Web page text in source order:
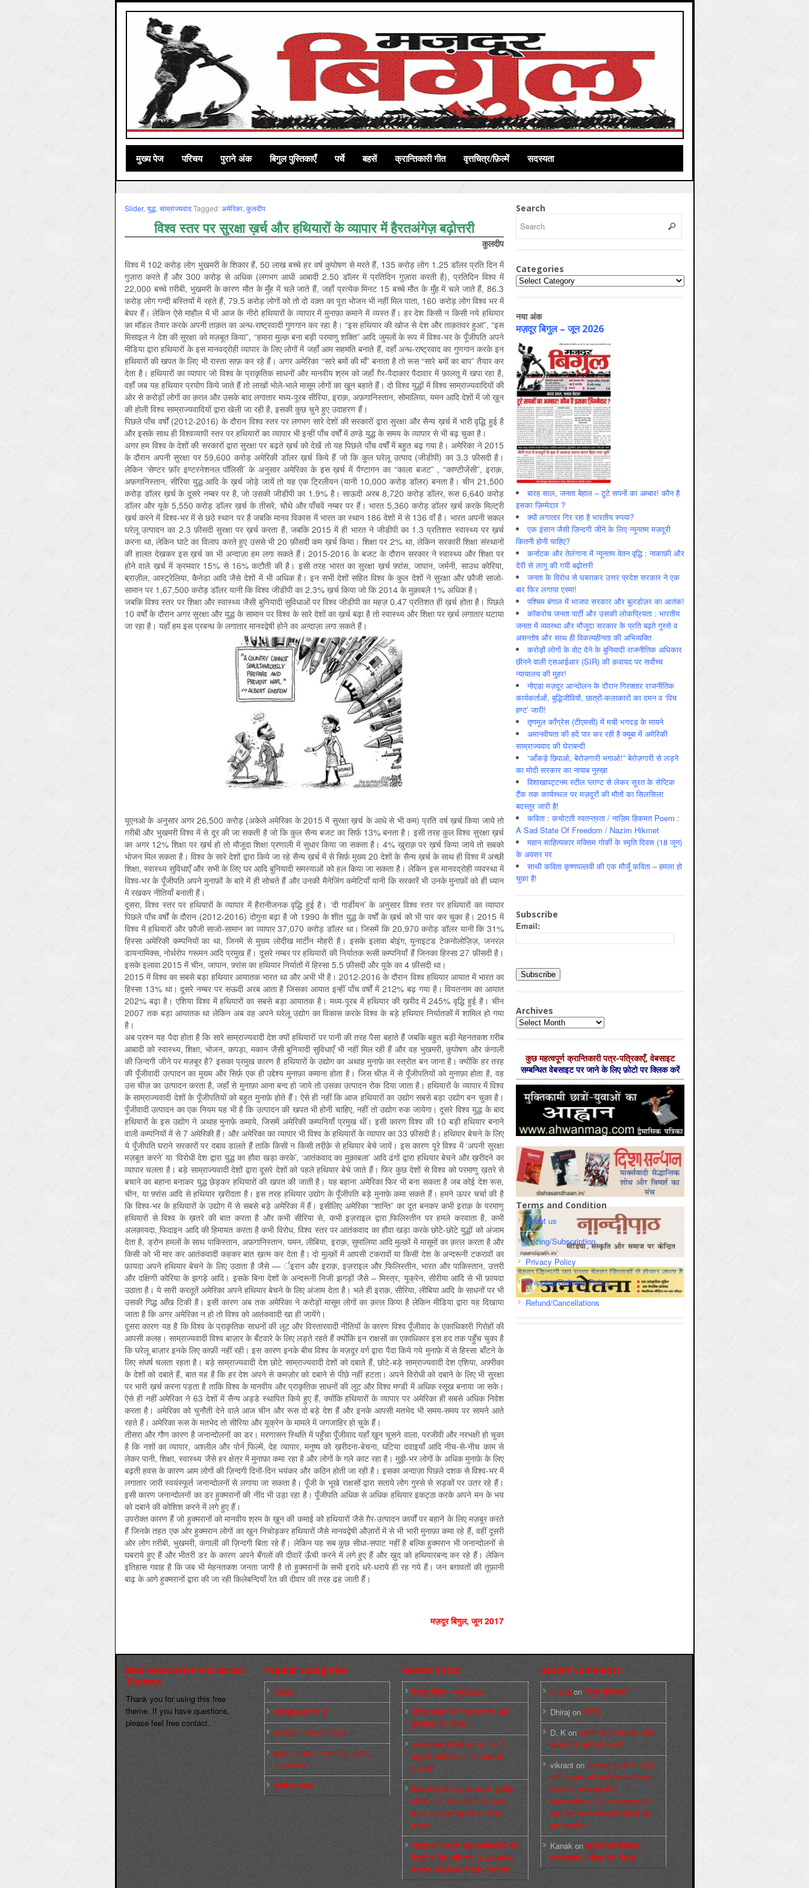
मुख्‍य पेज परिचय पुराने अंक बिगुल पुस्तिकाएँ पर्चे बहसें क्रान्तिकारी गीत वृत्तचित्र/फ़िल्में सदस्यता
Slider, युद्ध, साम्राज्‍यवादTagged:अमेरिका, कुलदीप
विश्व स्तर पर सुरक्षा ख़र्च और हथियारों के व्यापार में हैरतअंगेज़ बढ़ोत्तरी
कुलदीप
विश्व में 102 करोड़ लोग भुखमरी के शिकार हैं, 50 लाख बच्चे हर वर्ष कुपोषण से मरते हैं, 135 करोड़ लोग 1.25 डॉलर प्रति दिन में
गुज़ारा करते हैं और 300 करोड़ से अधिक (लगभग आधी आबादी 2.50 डॉलर में प्रतिदिन गुज़ारा करती है), प्रतिदिन विश्व में
22,000 बच्चे ग़रीबी, भुखमरी के कारण मौत के मुँह में चले जाते हैं, जहाँ प्रत्येक मिनट 15 बच्चे मौत के मुँह में चले जाते हैं, 86.3
करोड़ लोग गन्दी बस्तियों में रहते हैं, 79.5 करोड़ लोगों को तो दो वक़्त का पूरा भोजन भी नहीं मिल पाता, 160 करोड़ लोग विश्व भर में
बेघर हैं। लेकिन ऐसे माहौल में भी आज के नीरो हथियारों के व्यापार में मुनाफ़ा कमाने में व्यस्त हैं। हर देश किसी न किसी नये हथियार
का मॉडल तैयार करके अपनी ताक़त का अन्ध-राष्ट्रवादी गुणगान कर रहा है। “इस हथियार की खोज से देश और ताक़तवर हुआ”, “इस
मिसाइल ने देश की सुरक्षा को मज़बूत किया”, “हमारा मुल्क़ बना बड़ी परमाणु शक्ति” आदि जुमलों के रूप में विश्व-भर के पूँजीपति अपने
मीडिया द्वारा हथियारों के इस मानवद्रोही व्यापार के लिए लोगों में जहाँ आम सहमति बनाते हैं, वहाँ अन्ध-राष्ट्रवाद का गुणगान करके इन
हथियारों की खपत के लिए भी रास्ता साफ़ कर रहे हैं। अगर अमेरिका “सारे बमों की माँ” बनाता है तो रूस “सारे बमों का बाप” तैयार कर
देता है। हथियारों का व्यापार जो विश्व के प्राकृतिक साधनों और मानवीय श्रम को जहाँ ग़ैर-पैदाकार पैदावार में फ़ालतू में खपा रहा है,
वहाँ जब यह हथियार प्रयोग किये जाते हैं तो लाखों भोले-भाले मासूम लोगों का ख़ून बहाते हैं। दो विश्व युद्धों में विश्व साम्राज्यवादियों की
ओर से करोड़ों लोगों का क़त्ल और उसके बाद लगातार मध्य-पूरब सीरिया, इराक़, अफ़गानिस्तान, सोमालिया, यमन आदि देशों में जो ख़ून
की होली विश्व साम्राज्यवादियों द्वारा खेली जा रही है, इसकी कुछ चुने हुए उदाहरण हैं।
पिछले पाँच वर्षों (2012-2016) के दौरान विश्व स्तर पर लगभग सारे देशों की सरकारों द्वारा सुरक्षा और सैन्य ख़र्च में भारी वृद्धि हुई है
और इसके साथ ही विश्वव्यापी स्तर पर हथियारों का व्यापार भी इन्हीं पाँच वर्षों में ठण्डे युद्ध के समय के व्यापार से भी बढ़ चुका है।
अगर हम विश्व के देशों की सरकारों द्वारा सुरक्षा पर बढ़ते ख़र्च को देखें तो यह पिछले पाँच वर्षों में बहुत बढ़ गया है। अमेरिका ने 2015
के दौरान अपनी सुरक्षा पर 59,600 करोड़ अमेरिकी डॉलर ख़र्च किये हैं जो कि कुल घरेलू उत्पाद (जीडीपी) का 3.3 फ़ीसदी है।
लेकिन ‘सेण्टर फ़ॉर इण्टरनेशनल पॉलिसी’ के अनुसार अमेरिका के इस ख़र्च में पैण्टागन का “काला बजट” , “काण्टीजेंसी”, इराक़,
अफ़गानिस्तान, सीरिया युद्ध आदि के ख़र्च जोड़े जायें तो यह एक ट्रिलीयन (यानी 10,000 करोड़ डॉलर) बनता है। चीन 21,500
करोड़ डॉलर ख़र्च के दूसरे नम्बर पर है, जो उसकी जीडीपी का 1.9% है। साऊदी अरब 8,720 करोड़ डॉलर, रूस 6,640 करोड़
डॉलर और यूके 5,550 करोड़ डॉलर ख़र्च के तीसरे, चौथे और पाँचवें नम्बर पर हैं। भारत 5,360 करोड़ डॉलर ख़र्च करके मिल्ट्री
ख़र्च करने में विश्व-भर में से छठे स्थान पर है जबकि मानव विकास में भारत का स्थान 186 देशों में से 136 वाँ है। भारत अपनी सकल
घरेलू उत्पादन का 2.3 फ़ीसदी सुरक्षा पर ख़र्च करता है, जबकि 2015 में ही भारत ने जीडीपी का 1.3 प्रतिशत स्वास्थ्य पर ख़र्च
करना था, लेकिन घाटे का विलाप करते हुए उससे भी 20 फ़ीसदी कम ख़र्च किया। शिक्षा पर 2% था, लेकिन सरकारी शिक्षा संस्थानों
की हालत देखकर इस ख़र्च का भी अन्दाज़ा हम लगा सकते हैं। 2015-2016 के बजट के दौरान सरकार ने स्वास्थ्य और शिक्षा पर
होने वाले ख़र्च में क्रमवार 15% से 16% कटौती की है। इसी तरह भारत का सुरक्षा ख़र्च फ़्रांस, जापान, जर्मनी, साउथ कोरिया,
ब्राज़ील, आस्ट्रेलिया, कैनेडा आदि जैसे देशों में भी अधिक है। इन सभी देशों सहित विश्व के कुल देशों ने सुरक्षा और फ़ौजी साजो-
सामान पर 1,67,500 करोड़ डॉलर यानी कि विश्व जीडीपी का 2.3% ख़र्च किया जो कि 2014 के मुक़ाबले 1% अधिक है।
जबकि विश्व स्तर पर शिक्षा और स्वास्थ्य जैसी बुनियादी सुविधाओं पर विश्व जीडीपी का महज़ 0.47 प्रतिशत ही ख़र्च होता है। पिछले
10 वर्षों के दौरान अगर सुरक्षा और युद्ध के सामान पर विश्व के सारे देशों का ख़र्च बढ़ा है तो स्वास्थ्य और शिक्षा पर ख़र्च लगातार घटाया
जा रहा है। यहाँ हम इस प्रबन्ध के लगातार मानवद्वेषी होने का अन्दाज़ा लगा सकते हैं।
यूएनओ के अनुसार अगर 26,500 करोड़ (अकेले अमेरिका के 2015 में सुरक्षा ख़र्च के आधे से भी कम) प्रति वर्ष ख़र्च किया जाये तो
ग़रीबी और भुखमरी विश्व में से दूर की जा सकती है जो कि कुल सैन्य बजट का सिर्फ़ 13% बनता है। इसी तरह कुल विश्व सुरक्षा ख़र्च
का अगर 12% शिक्षा पर ख़र्च हो तो मौजूदा शिक्षा प्रणाली में सुधार किया जा सकता है। 4% खुराक़ पर ख़र्च किया जाये तो सबको
भोजन मिल सकता है। विश्व के सारे देशों द्वारा किये जा रहे सैन्य ख़र्च में से सिर्फ़ मुख्य 20 देशों के सैन्य ख़र्च के साथ ही विश्व में अच्छी
शिक्षा, स्वास्थ्य सुविधाएँ और सभी के लिए घर आदि बुनियादी समस्याओं को हल किया जा सकता है। लेकिन इस मानवद्रोही व्यवस्था में
विश्व-भर के पूँजीपति अपने मुनाफ़ों के बारे में ही सोचते हैं और उनकी मैनेजिंग कमेटियाँ यानी कि सरकारें भी उनके मुनाफ़ों को ही ध्यान
में रखकर नीतियाँ बनाती हैं।
दूसरा, विश्व स्तर पर हथियारों के व्यापार में हैरानीजनक वृद्धि हुई है। ‘दी गार्डीयन’ के अनुसार विश्व स्तर पर हथियारों का व्यापार
पिछले पाँच वर्षों के दौरान (2012-2016) दोगुना बढ़ा है जो 1990 के शीत युद्ध के वर्षों के ख़र्च को भी पार कर चुका है। 2015 में
विश्व में हथियारों और फ़ौजी साजो-सामान का व्यापार 37,070 करोड़ डॉलर था। जिसमें कि 20,970 करोड़ डॉलर यानी कि 31%
हिस्सा अमेरिकी कम्पनियों का था, जिनमें से मुख्य लोदीख मार्टीन मोहरी है। इसके इलावा बोइंग, युनाइटड टेकनोलोज़िज़, जनरल
डायनामिक्स, नोर्थरोप गरूमन आदि प्रमुख हैं। दूसरे नम्बर पर हथियारों की निर्यातक रूसी कम्पनियाँ हैं जिनका हिस्सा 27 फ़ीसदी है।
इसके इलावा 2015 में चीन, जापान, फ़्रांस का हथियार निर्यातों में हिस्सा 5.5 फ़ीसदी और यूके का 4 फ़ीसदी था।
2015 में विश्व का सबसे बड़ा हथियार आयातक भारत था और अभी भी है। 2012-2016 के दौरान विश्व हथियार आयात में भारत का
हिस्सा 13% था। दूसरे नम्बर पर सऊदी अरब आता है जिसका आयात इन्हीं पाँच वर्षों में 212% बढ़ गया है। वियतनाम का आयात
202% बढ़ा है। एशिया विश्व में हथियारों का सबसे बड़ा आयातक है। मध्य-पूरब में हथियार की ख़रीद में 245% वृद्धि हुई है। चीन
2007 तक बड़ा आयातक था लेकिन अब वह अपने घरेलू उद्योग का विकास करके विश्व के बड़े हथियार निर्यातकों में शामिल हो गया
है।
अब प्रश्न यह पैदा होता है कि सारे साम्राज्यवादी देश क्यों हथियारों पर पानी की तरह पैसा बहाते हैं जबकि बहुत बड़ी मेहनतकश ग़रीब
आबादी को स्वास्थ्य, शिक्षा, भोजन, कपड़ा, मकान जैसी बुनियादी सुविधाएँ भी नहीं मिल रही हैं और वह भुखमरी, कुपोषण और कंगाली
की ज़िन्दगी जीने पर मज़बूर है? इसका प्रमुख कारण है हथियारों के उद्योग का अथाह मुनाफ़े का स्त्रोत बन जाना है। क्योंकि हर तरह
की पूँजीवादी उत्पादन का मुख्य और सिर्फ़ एक ही उद्देश्य मुनाफ़ा कमाना होता है। जिस चीज़ में से पूँजीपतियों को मुनाफ़ा होता है, वह
उस चीज़ का उत्पादन करता है, जहाँ से मुनाफ़ा आना बन्द हो जाये तो उसका उत्पादन रोक दिया जाता है। हथियारों के व्यापार में विश्व
के साम्राज्यवादी देशों के पूँजीपतियों को बहुत मुनाफ़े होते हैं। ऐसे ही नहीं कि आज हथियारों का उद्योग सबसे बड़ा उद्योग बन चुका है।
पूँजीवादी उत्पादन का एक नियम यह भी है कि उत्पादन की खपत भी होनी चाहिए, नहीं तो उद्योग रुक जायेगा। दूसरे विश्व युद्ध के बाद
हथियारों के इस उद्योग ने अथाह मुनाफ़े कमाये, जिसमें अमेरिकी कम्पनियाँ प्रमुख थीं। इसी कारण विश्व की 10 बड़ी हथियार बनाने
वाली कम्पनियों में से 7 अमेरिकी हैं। और अमेरिका का व्यापार भी विश्व के हथियारों के व्यापार का 33 फ़ीसदी है। हथियार बेचने के लिए
ये पूँजीपति घराने सरकारों पर दबाव डालते हैं ताकि किसी न किसी तरी़क़े से हथियार बेचे जायें। इस कारण पूरे विश्व में ‘अपनी सुरक्षा
मज़बूत करने’ या ‘विरोधी देश द्वारा युद्ध का हौवा खड़ा करके’, ‘आतंकवाद का मुक़ाबला’ आदि ढंगों द्वारा हथियार बेचने और ख़रीदने का
व्यापार चलता है। बड़े साम्राज्यवादी देशों द्वारा दूसरे देशों को पहले हथियार बेचे जाते हैं। फिर कुछ देशों से विश्व को परमाणु ख़तरे से
बचाने का बहाना बनाकर युद्ध छेड़कर हथियारों की खपत की जाती है। यह बहाना अमेरिका फिर भी बना सकता है जब कोई देश रूस,
चीन, या फ़्रांस आदि से हथियार ख़रीदता है। इस तरह हथियार उद्योग के पूँजीपति बड़े मुनाफ़े कमा सकते हैं। हमने ऊपर चर्चा की है
कि विश्व-भर के हथियारों के उद्योग में से सबसे बड़े अमेरिका में हैं। इसीलिए अमेरिका “शान्ति” का दूत बनकर कभी इराक़ के परमाणु
हथियारों से विश्व के ख़तरे की बात करता है और कभी सीरिया से, कभी इज़राइल द्वारा फि़लिस्तीन पर हमले करवाता है, कभी
अलक़ायदा, फि़दाइन आदि की हिमायत करता है कभी विरोध, विश्व स्तर पर आतंकवाद का हौवा खड़ा करके छोटे-छोटे युद्धों को अंजाम
देता है, ड्रोन हमलों के साथ पाकिस्तान, अफ़गानिस्तान, यमन, लीबिया, इराक़, सुमालिया आदि मुल्क़ों में मासूमों का क़त्ल करता है और
किसी को भी मार कर आतंकवादी कहकर बात ख़त्म कर देता है। दो मुल्क़ों में आपसी टकरावों या किसी देश के अन्दरूनी टकरावों का
फ़ायदा अपने हथियार बेचने के लिए उठाता है जैसे — र्इरान और इराक़, इज़राइल और फि़लिस्तीन, भारत और पाकिस्तान, उत्तरी
और दक्षिणी कोरिया के झगड़े आदि। इसके बिना देशों के अन्दरूनी निजी झगड़ों जैसे – मिस्त्र, यूक्रेन, सीरीया आदि से भी फ़ायदा
उठाता है। ये सारी करतूतें अमेरिका अपने हथियार बेचने के लिए अंजाम देता है। भले ही इराक़, सीरिया, लीबिया आदि के साधनों पर भी
उसकी गिद्ध आँख टिकी है। इसी कारण अब तक अमेरिका ने करोड़ों मासूम लोगों का क़त्ल किया है लेकिन मीडिया द्वारा यह दिखाया
जाता है कि अगर अमेरिका न हो तो विश्व को आतंकवादी खा ही जायेंगे।
दूसरा कारण यह है कि विश्व के प्राकृतिक साधनों की लूट और विस्तारवादी नीतियों के कारण विश्व पूँजीवाद के एकाधिकारी गिरोहों की
आपसी कलह। साम्राज्यवादी विश्व बाज़ार के बँटवारे के लिए लड़ते रहते हैं क्योंकि इन राक्षसों का एकाधिकार इस हद तक पहुँच चुका है
कि घरेलू बाज़ार इनके लिए काफ़ी नहीं रही। इस कारण इनके बीच विश्व के मज़दूर वर्ग द्वारा पैदा किये गये मुनाफ़े में से हिस्सा बाँटने के
लिए संघर्ष चलता रहता है। बड़े साम्राज्यवादी देश छोटे साम्राज्यवादी देशों को दबाते हैं, छोटे-बड़े साम्राज्यवादी देश एशिया, अफ़्रीका
के देशों को दबाते हैं, बात यह है कि हर देश अपने से कमज़ोर को दबाने से पीछे नहीं हटता। अपने विरोधी को दबाने के लिए भी सुरक्षा
पर भारी ख़र्च करना पड़ता है ताकि विश्व के मानवीय और प्राकृतिक साधनों की लूट और विश्व मण्डी में अधिक रसूख बनाया जा सके।
ऐसे ही नहीं अमेरिका ने 63 देशों में सैन्य अड्डे स्थापित किये हुए हैं, क्योंकि हथियारों के व्यापार पर अमेरिका ही सबसे अधिक निवेश
करता है। अमेरिका को चुनौती देने वाले आज चीन और रूस दो बड़े देश हैं और इनके आपसी मतभेद भी समय-समय पर सामने आते
रहते हैं। अमेरिका रूस के मतभेद तो सीरिया और यूक्रेन के मामले में जगजाहिर हो चुके हैं।
तीसरा और गौण कारण है जनान्दोलनों का डर। मरणासन स्थिति में पहुँचा पूँजीवाद यहाँ ख़ून चूसने वाला, परजीवी और नरभक्षी हो चुका
है कि नशों का व्यापार, अश्लील और पोर्न फि़ल्में, देह व्यापार, मनुष्य को ख़रीदना-बेचना, घटिया दवाइयाँ आदि नीच-से-नीच काम से
लेकर पानी, शिक्षा, स्वास्थ्य जैसे हर क्षेत्र में मुनाफ़ा कमा रहा है और लोगों के गले काट रहा है। मुठ्ठी-भर लोगों के अधिक मुनाफ़े के लिए
बढ़ती हवस के कारण आम लोगों की ज़िन्दगी दिनों-दिन भयंकर और कठिन होती जा रही है। इसका अन्दाज़ा पिछले दशक से विश्व-भर में
लगातार जारी स्वयंस्फूर्त जनान्दोलनों से लगाया जा सकता है। पूँजी के भूखे राक्षसों द्वारा सताये लोग गुस्से से सड़कों पर उतर रहे हैं।
इसी कारण जनान्दोलनों का डर हुक्मरानों की नींद भी उड़ा रहा है। पूँजीपति अधिक से अधिक हथियार इकट्ठा करके अपने मन के भय
को दबाने की कोशिश करने में लगे हुए हैं।
उपरोक्त कारण हैं जो हुक्मरानों को मानवीय श्रम के ख़ून की कमाई को हथियारों जैसे ग़ैर-उत्पादन कार्यों पर बहाने के लिए मज़बूर करते
हैं जिनके तहत एक ओर हुक्मरान लोगों का ख़ून निचोड़कर हथियारों जैसे मानवद्वेषी औज़ारों में से भी भारी मुनाफ़ा कमा रहे हैं, वहीं दूसरी
ओर लोग ग़रीबी, भुखमरी, कंगाली की ज़िन्दगी बिता रहे हैं। लेकिन यह सब कुछ सीधा-सपाट नहीं है बल्कि हुक्मरान भी जनान्दोलनों से
घबराये हुए हैं और भीतरी डर के कारण अपने बँगलों की दीवारें ऊँची करने में लगे हुए हैं और ख़ुद को हथियारबन्द कर रहे हैं। लेकिन
इतिहास गवाह है कि जब भी मेहनतकश जनता जागी है तो हुक्मरानों के सभी इरादे धरे-धराये ही रह गये हैं। जन बग़ावतों की तूफ़ानी
बाढ़ के आगे हुक्मरानों द्वारा की जा रही किलेबन्दियाँ रेत की दीवार की तरह ढह जाती हैं।
मज़दूर बिगुल, जून 2017
Search
Categories
Categories
नया अंक
मज़दूर बिगुल – जून 2026
बारह साल, जनता बेहाल – टूटे सपनों का अम्बार! कौन है
इसका ज़िम्मेदार ?
क्यों लगातार गिर रहा है भारतीय रुपया?
एक इंसान जैसी ज़िन्दगी जीने के लिए न्यूनतम मज़दूरी
कितनी होनी चाहिए?
कर्नाटक और तेलंगाना में न्यूनतम वेतन वृद्धि : नाकाफ़ी और
देरी से लागू की गयी बढ़ोत्तरी
जनता के विरोध से घबराकर उत्तर प्रदेश सरकार ने एक
बार फिर लगाया एस्मा!
पश्चिम बंगाल में भाजपा सरकार और बुलडोज़र का आतंक!
कॉकरोच जनता पार्टी और उसकी लोकप्रियता : भारतीय
जनता में व्‍यवस्‍था और मौजूदा सरकार के प्रति बढ़ते गुस्‍से व
असन्‍तोष और साथ ही विकल्‍पहीनता की अभिव्‍यक्ति
करोड़ों लोगों के वोट देने के बुनियादी राजनीतिक अधिकार
छीनने वाली एसआईआर (SIR) की क़वायद पर सर्वोच्च
न्यायालय की मुहर!
नोएडा मज़दूर आन्दोलन के दौरान गिरफ़्तार राजनीतिक
कार्यकर्ताओं, बुद्धिजीवियों, छात्रों-कलाकारों का दमन व ‘विच
हण्ट’ जारी!
तृणमूल काँग्रेस (टीएमसी) में मची भगदड़ के मायने
अमानवीयता की हदें पार कर रही है क्यूबा में अमेरिकी
साम्राज्यवाद की घेराबन्दी
“आँकड़े छिपाओ, बेरोज़गारी भगाओ!” बेरोज़गारी से लड़ने
का मोदी सरकार का नायाब नुस्ख़ा
विशाखापट्टनम स्टील प्लाण्ट से लेकर सूरत के सेप्टिक
टैंक तक कार्यस्थल पर मज़दूरों की मौतों का सिलसिला
बदस्तूर जारी है!
कविता : कचोटती स्वतन्त्रता / नाज़िम हिकमत Poem :
A Sad State Of Freedom / Nazim Hikmet
महान साहित्यकार मक्सिम गोर्की के स्मृति दिवस (18 जून)
के अवसर पर
साथी कविता कृष्णपल्लवी की एक मौजूँ कविता – हमला हो
चुका है!
Subscribe
Email:
Archives
Archives
कुछ महत्‍वपूर्ण क्रान्तिकारी पत्र-पत्रिकाएँ, वेबसाइट
सम्‍बन्धित वेबसाइट पर जाने के लिए फ़ोटो पर क्लिक करें
Terms and Condition
About us
Pricing/Subscription
Privacy Policy
Shipping/Delivery Policy
Refund/Cancellations
Max Responsive Wordpress
Themse
Thank you for using this free
theme. If you have questions,
please feel free contact.
Popular Categories
Slider
कारख़ाना इलाक़ों से
फ़ासीवाद / साम्‍प्रदायिकता
बुर्जुआ जनवाद – दमन तंत्र, पुलिस,
न्‍यायपालिका
संघर्षरत जनता
Recent Posts
मज़दूर बिगुल – जून 2026
पश्चिम बंगाल में भाजपा सरकार और
बुलडोज़र का आतंक!
अमानवीयता की हदें पार कर रही है
क्यूबा में अमेरिकी साम्राज्यवाद की
घेराबन्दी
शिक्षा मंत्री धर्मेन्द्र प्रधान के इस्तीफ़े
की माँग को लेकर दिल्ली के जन्तर-
मन्तर पर छात्रों-युवाओं का विरोध
प्रदर्शन
‘नोएडा के मज़दूरों और कार्यकर्ताओं की
रिहाई के लिए अभियान’ (CaRWAN)
के बैनर तले दिल्ली में विरोध प्रदर्शन
Recent Comments
snehaonबिगुल पुस्तिकाएँ
Dhirajon सम्पर्क
D. Konकश्मीर के हालात और मोदी
सरकार के दावों की सच्चाई
vikrantonकर्नाटक चुनावों के नतीजे,
मोदी सरकार की बढ़ती अलोकप्रियता,
फ़ासिस्टों की बढ़ती बेचैनी,
साम्प्रदायिक उन्माद व अन्धराष्ट्रवादी
लहर पैदा करने की बढ़ती साज़िशें और
हमारे कार्यभार
Kanakonपुस्‍तकों की पीडीएफ :
कार्ल मार्क्‍स : जीवन और शिक्षाएं